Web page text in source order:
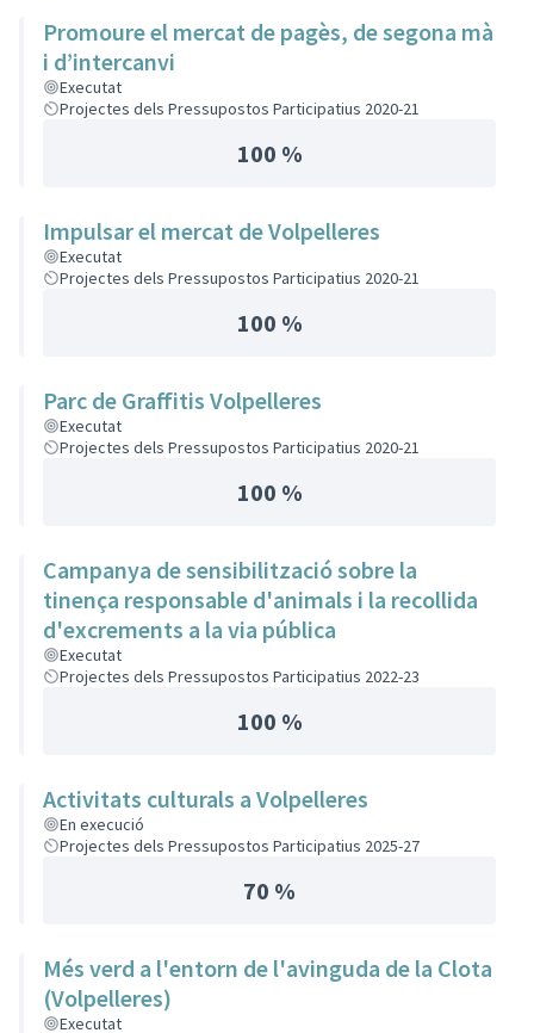
Promoure el mercat de pagès, de segona mà
i d’intercanvi
Executat
Projectes dels Pressupostos Participatius 2020-21
100 %
Impulsar el mercat de Volpelleres
Executat
Projectes dels Pressupostos Participatius 2020-21
100 %
Parc de Graffitis Volpelleres
Executat
Projectes dels Pressupostos Participatius 2020-21
100 %
Campanya de sensibilització sobre la
tinença responsable d'animals i la recollida
d'excrements a la via pública
Executat
Projectes dels Pressupostos Participatius 2022-23
100 %
Activitats culturals a Volpelleres
En execució
Projectes dels Pressupostos Participatius 2025-27
70 %
Més verd a l'entorn de l'avinguda de la Clota
(Volpelleres)
Executat